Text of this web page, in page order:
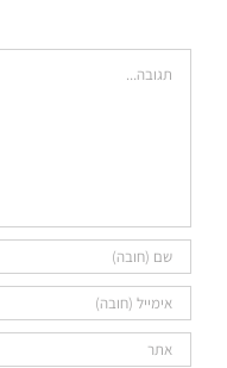
הערה